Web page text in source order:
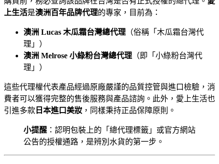
上生活是澳洲百年品牌代理的專家，目前為：
澳洲 Lucas 木瓜霜台灣總代理 （俗稱「木瓜霜台灣代
理」）
澳洲 Melrose 小綠粉台灣總代理 （即「小綠粉台灣代
理」）
這些代理權代表產品經過原廠嚴謹的品質控管與進口檢驗，消
費者可以獲得完整的售後服務與產品諮詢。此外，愛上生活也
引進多款 日本進口美妝 ，同樣秉持正品保障原則。
小提醒 ：認明包裝上的「總代理標籤」或官方網站
公告的授權通路，是辨別水貨的第一步。